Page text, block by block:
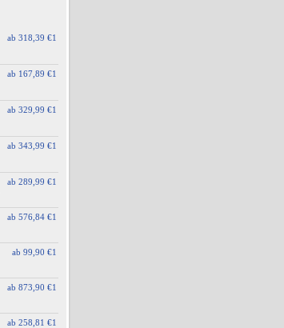
ab 318,39 €1
ab 167,89 €1
ab 329,99 €1
ab 343,99 €1
ab 289,99 €1
ab 576,84 €1
ab 99,90 €1
ab 873,90 €1
ab 258,81 €1